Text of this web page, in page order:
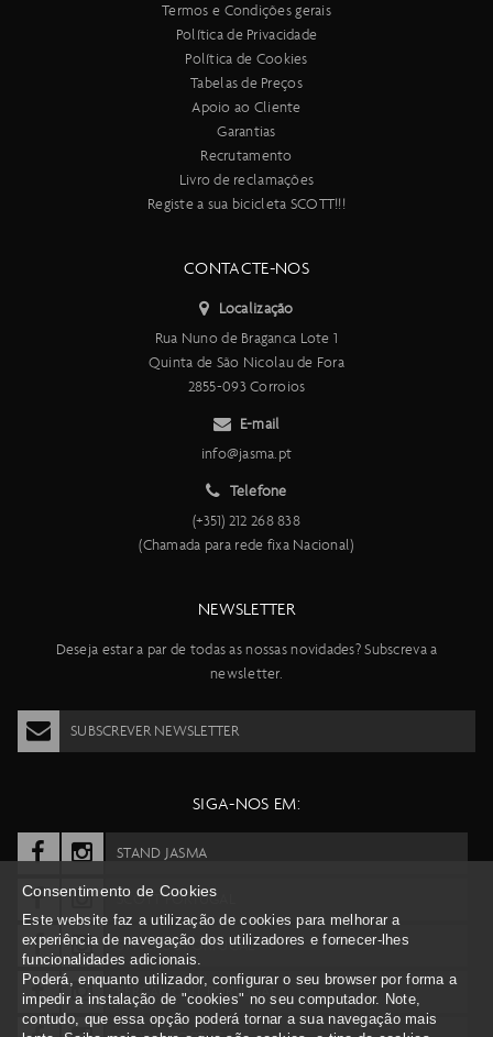
Termos e Condições gerais
Política de Privacidade
Política de Cookies
Tabelas de Preços
Apoio ao Cliente
Garantias
Recrutamento
Livro de reclamações
Registe a sua bicicleta SCOTT!!!
CONTACTE-NOS
Localização
Rua Nuno de Braganca Lote 1
Quinta de São Nicolau de Fora
2855-093 Corroios
E-mail
info@jasma.pt
Telefone
(+351) 212 268 838
(Chamada para rede fixa Nacional)
NEWSLETTER
Deseja estar a par de todas as nossas novidades? Subscreva a
newsletter.
SUBSCREVER NEWSLETTER
SIGA-NOS EM:
STAND JASMA
SCOTT PORTUGAL
SYNCROS PORTUGAL
BERGAMONT PORTUGAL
Consentimento de Cookies
Este website faz a utilização de cookies para melhorar a
experiência de navegação dos utilizadores e fornecer-lhes
funcionalidades adicionais.
Poderá, enquanto utilizador, configurar o seu browser por forma a
impedir a instalação de "cookies" no seu computador. Note,
contudo, que essa opção poderá tornar a sua navegação mais